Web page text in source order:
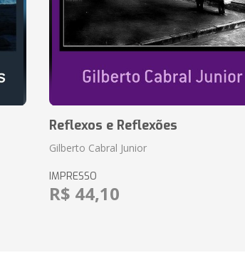
Reflexos e Reflexões
Gilberto Cabral Junior
IMPRESSO
R$ 44,10